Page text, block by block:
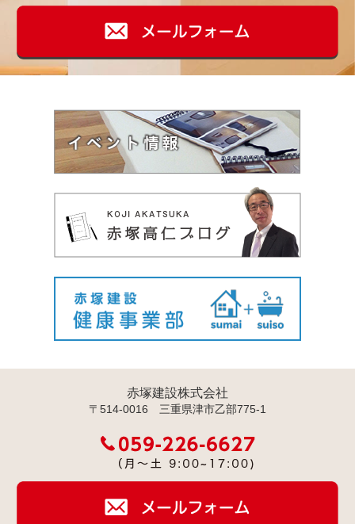
赤塚建設株式会社
〒514-0016 三重県津市乙部775-1